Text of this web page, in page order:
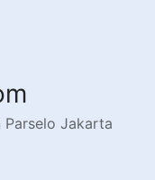
Parselo Jakarta